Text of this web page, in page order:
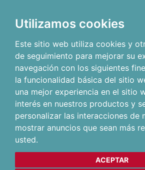
Utilizamos cookies
Este sitio web utiliza cookies y
de seguimiento para mejorar su
navegación con los siguientes
la funcionalidad básica del sitio
una mejor experiencia en el sitio
interés en nuestros productos y
personalizar las interacciones de
mostrar anuncios que sean más
usted.
ACEPTAR